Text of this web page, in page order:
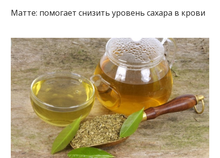
Матте: помогает снизить уровень сахара в крови